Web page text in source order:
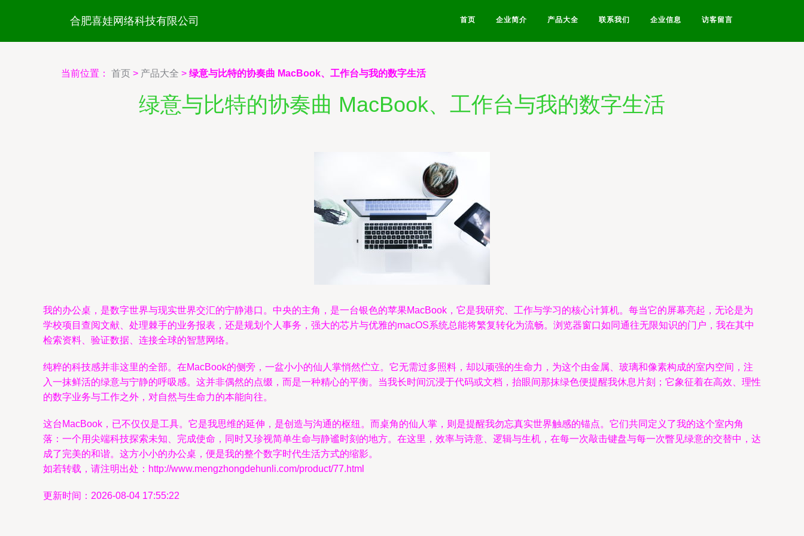
合肥喜娃网络科技有限公司 首页 企业简介 产品大全 联系我们 企业信息 访客留言
当前位置： 首页 > 产品大全 > 绿意与比特的协奏曲 MacBook、工作台与我的数字生活
绿意与比特的协奏曲 MacBook、工作台与我的数字生活
我的办公桌，是数字世界与现实世界交汇的宁静港口。中央的主角，是一台银色的苹果MacBook，它是我研究、工作与学习的核心计算机。每当它的屏幕亮起，无论是为
学校项目查阅文献、处理棘手的业务报表，还是规划个人事务，强大的芯片与优雅的macOS系统总能将繁复转化为流畅。浏览器窗口如同通往无限知识的门户，我在其中
检索资料、验证数据、连接全球的智慧网络。
纯粹的科技感并非这里的全部。在MacBook的侧旁，一盆小小的仙人掌悄然伫立。它无需过多照料，却以顽强的生命力，为这个由金属、玻璃和像素构成的室内空间，注
入一抹鲜活的绿意与宁静的呼吸感。这并非偶然的点缀，而是一种精心的平衡。当我长时间沉浸于代码或文档，抬眼间那抹绿色便提醒我休息片刻；它象征着在高效、理性
的数字业务与工作之外，对自然与生命力的本能向往。
这台MacBook，已不仅仅是工具。它是我思维的延伸，是创造与沟通的枢纽。而桌角的仙人掌，则是提醒我勿忘真实世界触感的锚点。它们共同定义了我的这个室内角
落：一个用尖端科技探索未知、完成使命，同时又珍视简单生命与静谧时刻的地方。在这里，效率与诗意、逻辑与生机，在每一次敲击键盘与每一次瞥见绿意的交替中，达
成了完美的和谐。这方小小的办公桌，便是我的整个数字时代生活方式的缩影。
如若转载，请注明出处：http://www.mengzhongdehunli.com/product/77.html
更新时间：2026-08-04 17:55:22